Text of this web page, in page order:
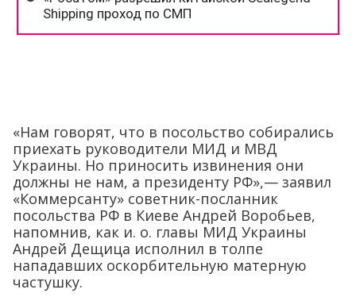
«Нам говорят, что в посольство собирались
приехать руководители МИД и МВД
Украины. Но приносить извинения они
должны не нам, а президенту РФ»,— заявил
«Коммерсанту» советник-посланник
посольства РФ в Киеве Андрей Воробьев,
напомнив, как и. о. главы МИД Украины
Андрей Дещица исполнил в толпе
нападавших оскорбительную матерную
частушку.